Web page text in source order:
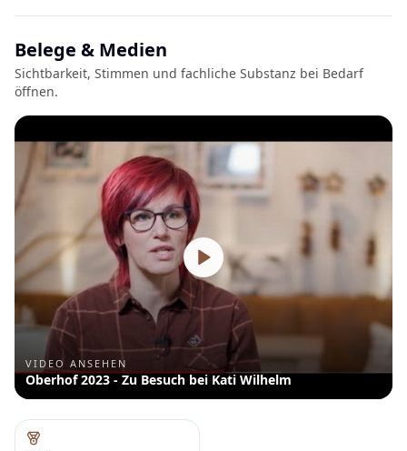
Belege & Medien
Sichtbarkeit, Stimmen und fachliche Substanz bei Bedarf
öffnen.
VIDEO ANSEHEN
Oberhof 2023 - Zu Besuch bei Kati Wilhelm